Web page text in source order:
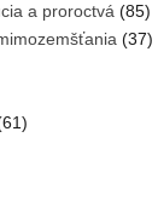
a proroctvá (85)
(37)